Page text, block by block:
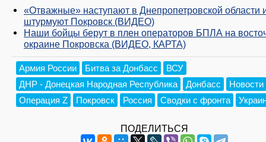
«Отважные» наступают в Днепропетровской области
штурмуют Покровск (ВИДЕО)
Наши бойцы берут в плен операторов БПЛА на
окраине Покровска (ВИДЕО, КАРТА)
Армия России Битва за Донбасс
ВСУ
ДНР - Донецкая Народная Республика
Донбасс
Новости
Операция Z
Покровск Россия Сводки с фронта
ПОДЕЛИТЬСЯ